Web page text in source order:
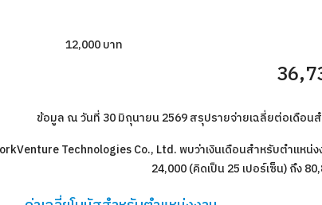
12,000 บาท
ข้อมูล ณ วันที่ 30 มิถุนายน 2569 สรุปรายจ่ายเฉลี่ยต่อเดือน
Technologies Co., Ltd. พบว่าเงินเดือนสำหรับตำแหน่
24,000 (คิดเป็น 25 เปอร์เซ็น) ถึง